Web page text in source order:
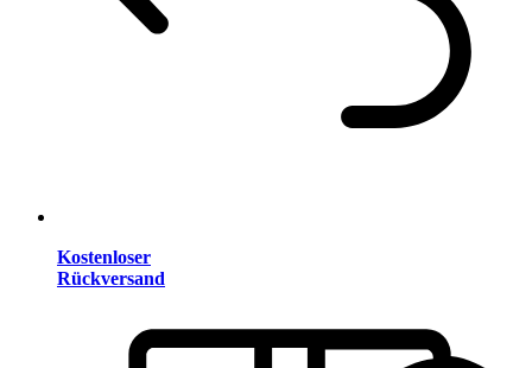
Kostenloser
Rückversand